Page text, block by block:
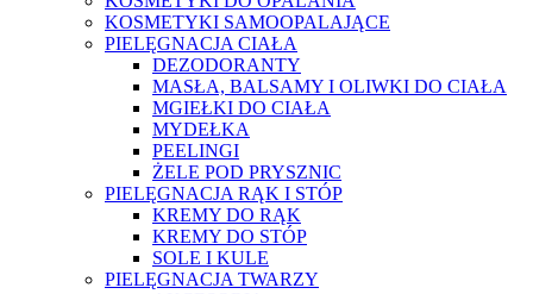
KOSMETYKI SAMOOPALAJĄCE
PIELĘGNACJA CIAŁA
DEZODORANTY
MASŁA, BALSAMY I OLIWKI DO CIAŁA
MGIEŁKI DO CIAŁA
MYDEŁKA
PEELINGI
ŻELE POD PRYSZNIC
PIELĘGNACJA RĄK I STÓP
KREMY DO RĄK
KREMY DO STÓP
SOLE I KULE
PIELĘGNACJA TWARZY